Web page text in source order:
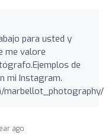
para usted y
me valore
de
mi Instagram.
marbellot_photography/
ago